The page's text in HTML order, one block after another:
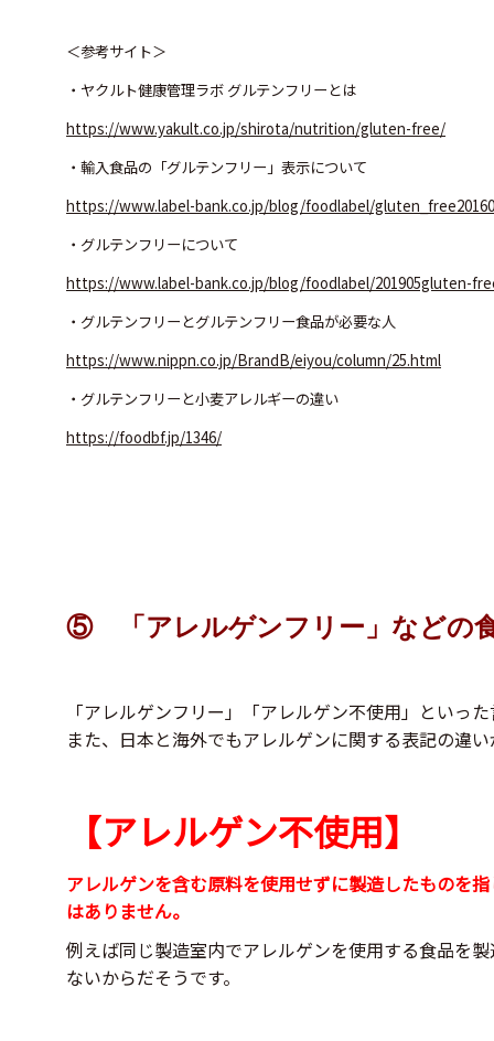
＜参考サイト＞
・ヤクルト健康管理ラボ グルテンフリーとは
https://www.yakult.co.jp/shirota/nutrition/gluten-free/
・輸入食品の「グルテンフリー」表示について
https://www.label-bank.co.jp/blog/foodlabel/
・グルテンフリーについて
https://www.label-bank.co.jp/blog/foodlabel/201905gluten-
・グルテンフリーとグルテンフリー食品が必要な人
https://www.nippn.co.jp/BrandB/eiyou/column/25.html
・グルテンフリーと小麦アレルギーの違い
https://foodbf.jp/1346/
⑤ 「アレルゲンフリー」などの
「アレルゲンフリー」「アレルゲン不使用」といっ
また、日本と海外でもアレルゲンに関する表記の違
【アレルゲン不使用】
アレルゲンを含む原料を使用せずに製造したものを
はありません。
例えば同じ製造室内でアレルゲンを使用する食品を
ないからだそうです。